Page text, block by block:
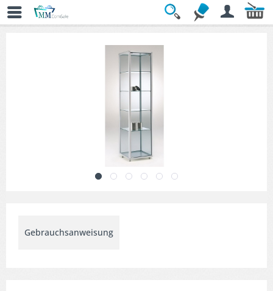
Übersicht » Stand- & Ausstellungsvitrinen
Gebrauchsanweisung